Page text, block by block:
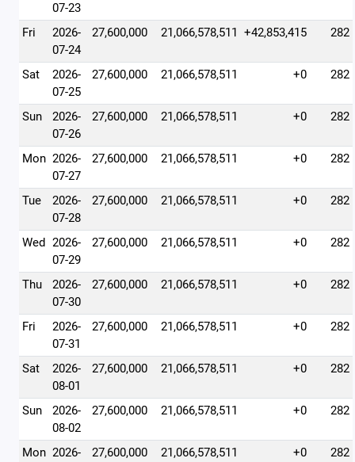
07-23
Fri
2026-
07-24
27,600,000 21,066,578,511 +42,853,415 282
Sat
2026-
07-25
27,600,000 21,066,578,511 +0 282
Sun
2026-
07-26
27,600,000 21,066,578,511 +0 282
Mon 2026-
07-27
27,600,000 21,066,578,511 +0 282
Tue
2026-
07-28
27,600,000 21,066,578,511 +0 282
Wed 2026-
07-29
27,600,000 21,066,578,511 +0 282
Thu
2026-
07-30
27,600,000 21,066,578,511 +0 282
Fri
2026-
07-31
27,600,000 21,066,578,511 +0 282
Sat
2026-
08-01
27,600,000 21,066,578,511 +0 282
Sun
2026-
08-02
27,600,000 21,066,578,511 +0 282
Mon 2026-
27,600,000 21,066,578,511 +0 282